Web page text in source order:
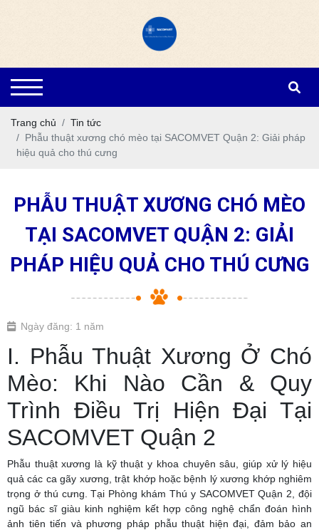
Trang chủ
Tin tức
Phẫu thuật xương chó mèo tại SACOMVET Quận 2: Giải pháp
hiệu quả cho thú cưng
PHẪU THUẬT XƯƠNG CHÓ MÈO
TẠI SACOMVET QUẬN 2: GIẢI
PHÁP HIỆU QUẢ CHO THÚ CƯNG
Ngày đăng: 1 năm
I. Phẫu Thuật Xương Ở Chó
Mèo: Khi Nào Cần & Quy
Trình Điều Trị Hiện Đại Tại
SACOMVET Quận 2
Phẫu thuật xương là kỹ thuật y khoa chuyên sâu, giúp xử lý hiệu
quả các ca gãy xương, trật khớp hoặc bệnh lý xương khớp nghiêm
trọng ở thú cưng. Tại Phòng khám Thú y SACOMVET Quận 2, đội
ngũ bác sĩ giàu kinh nghiệm kết hợp công nghệ chẩn đoán hình
ảnh tiên tiến và phương pháp phẫu thuật hiện đại, đảm bảo an